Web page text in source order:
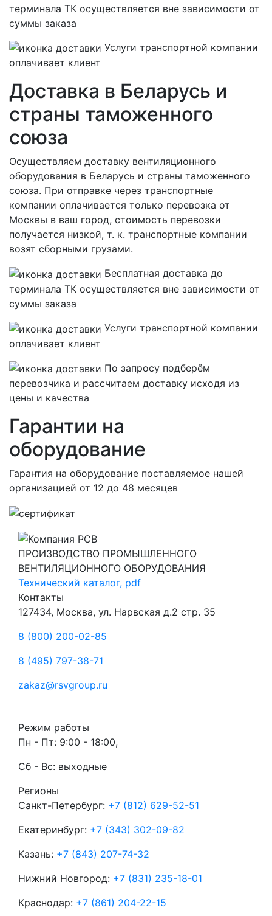
терминала ТК осуществляется вне зависимости от
суммы заказа
Услуги транспортной компании
оплачивает клиент
Доставка в Беларусь и
страны таможенного
союза
Осуществляем доставку вентиляционного
оборудования в Беларусь и страны таможенного
союза. При отправке через транспортные
компании оплачивается только перевозка от
Москвы в ваш город, стоимость перевозки
получается низкой, т. к. транспортные компании
возят сборными грузами.
Бесплатная доставка до
терминала ТК осуществляется вне зависимости от
суммы заказа
Услуги транспортной компании
оплачивает клиент
По запросу подберём
перевозчика и рассчитаем доставку исходя из
цены и качества
Гарантии на
оборудование
Гарантия на оборудование поставляемое нашей
организацией от 12 до 48 месяцев
ПРОИЗВОДСТВО ПРОМЫШЛЕННОГО
ВЕНТИЛЯЦИОННОГО ОБОРУДОВАНИЯ
Технический каталог, pdf
Контакты
127434, Москва, ул. Нарвская д.2 стр. 35
8 (800) 200-02-85
8 (495) 797-38-71
zakaz@rsvgroup.ru
Режим работы
Пн - Пт: 9:00 - 18:00,
Сб - Вс: выходные
Регионы
Санкт-Петербург: +7 (812) 629-52-51
Екатеринбург: +7 (343) 302-09-82
Казань: +7 (843) 207-74-32
Нижний Новгород: +7 (831) 235-18-01
Краснодар: +7 (861) 204-22-15